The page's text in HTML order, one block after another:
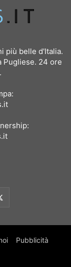
più belle d'Italia.
Pugliese. 24 ore
Pubblicità